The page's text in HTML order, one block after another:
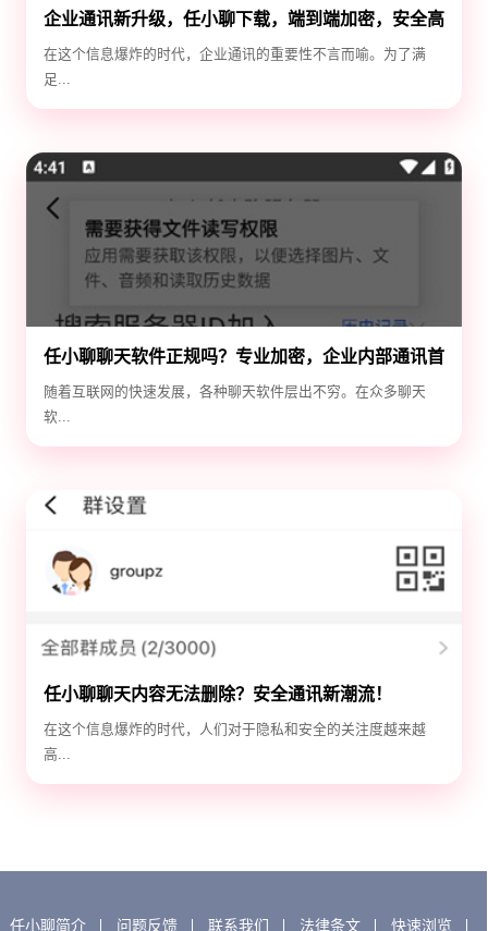
企业通讯新升级，任小聊下载，端到端加密，安全高
效！
在这个信息爆炸的时代，企业通讯的重要性不言而喻。为了满
足...
任小聊聊天软件正规吗？专业加密，企业内部通讯首
选！
随着互联网的快速发展，各种聊天软件层出不穷。在众多聊天
软...
任小聊聊天内容无法删除？安全通讯新潮流！
在这个信息爆炸的时代，人们对于隐私和安全的关注度越来越
高...
任小聊简介 问题反馈 联系我们 法律条文 快速浏览